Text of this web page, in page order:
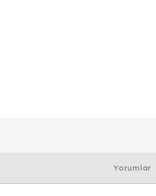
Yorumlar